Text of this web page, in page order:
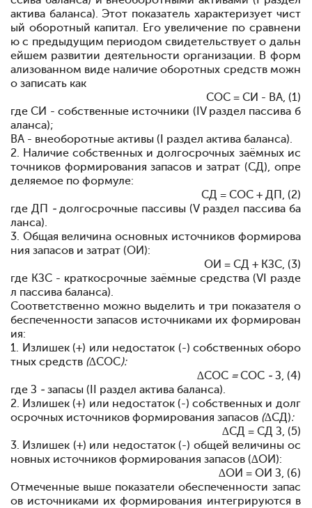
актива баланса). Этот показатель характеризует чист
ый оборотный капитал. Его увеличение по сравнени
ю с предыдущим периодом свидетельствует о дальн
ейшем развитии деятельности организации. В форм
ализованном виде наличиеоборотных средств можн
о записать как
СОС = СИ - ВА, (1)
где СИ - собственные источники (IV раздел пассива б
аланса);
ВА - внеоборотные активы (I раздел актива баланса).
2. Наличие собственных и долгосрочных заёмных ис
точников формированиязапасов изатрат (СД), опре
деляемое по формуле:
СД = СОС + ДП, (2)
где ДП -долгосрочные пассивы (V раздел пассива ба
ланса).
3. Общая величинаосновных источников формирова
ния запасов и затрат (ОИ):
ОИ = СД + КЗС, (3)
где КЗС - краткосрочные заёмные средства (VI разде
л пассива баланса).
Соответственно можно выделить и три показателя о
беспеченности запасов источниками их формирован
ия:
1. Излишек (+) или недостаток (-) собственных оборо
тных средств (∆СОС):
∆СОС=СОС- З, (4)
где З - запасы (II раздел актива баланса).
2. Излишек (+) или недостаток (-) собственных и долг
осрочных источников формирования запасов (∆СД):
∆СД = СД З, (5)
3. Излишек (+) или недостаток (-) общей величины ос
новных источников формирования запасов (∆ОИ):
∆ОИ = ОИ З, (6)
Отмеченные выше показателиобеспеченности запас
ов источниками их формирования интегрируются в